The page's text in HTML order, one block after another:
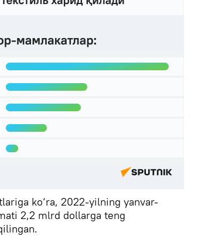
ko‘ra, 2022-yilning yanvar-
2,2 mlrd dollarga teng